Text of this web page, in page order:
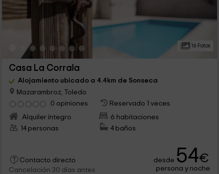
16 Fotos
Casa La Corrala
Alojamiento ubicado a 4.4km de Sonseca
Mazarambroz, Toledo
0 opiniones
Reservado 1 veces
Alquiler íntegro
6 habitaciones
14 personas
4 baños
Contacto directo
Cancelación 30 días antes
desde 54€
persona y noche